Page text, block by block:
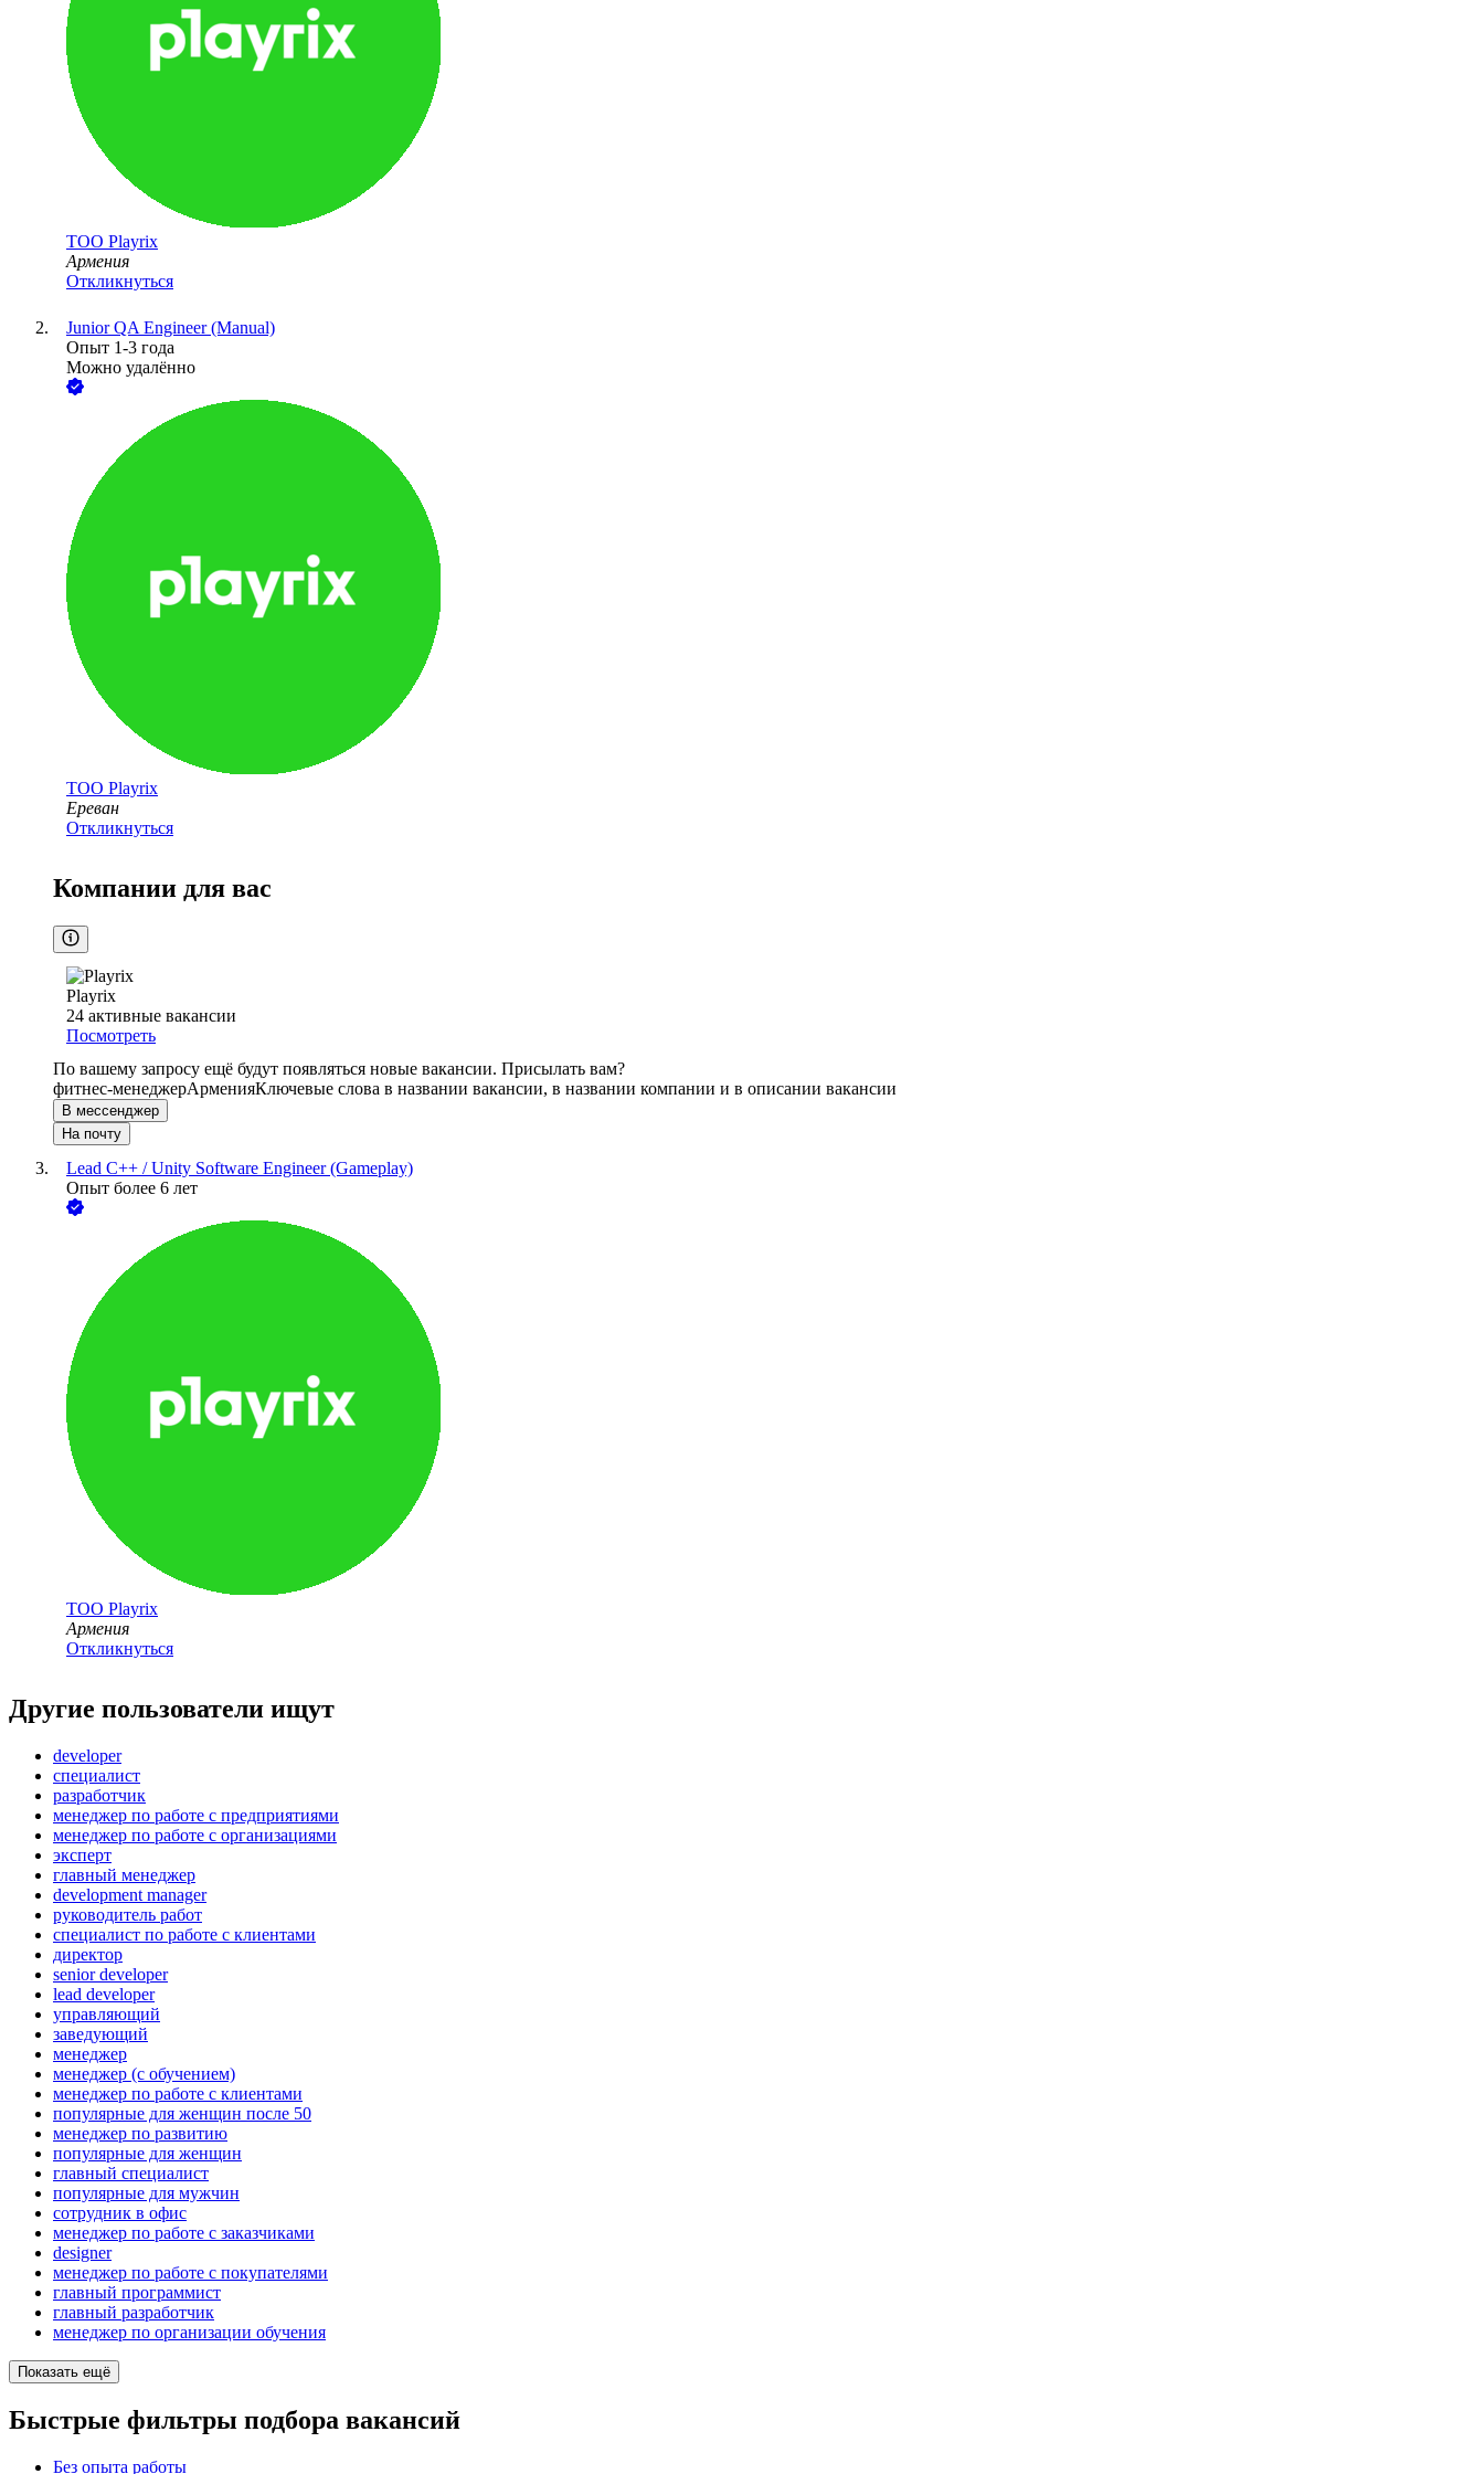
ТОО Playrix
Армения
Откликнуться
Junior QA Engineer (Manual)
Опыт 1-3 года
Можно удалённо
ТОО Playrix
Ереван
Откликнуться
Компании для вас
Playrix
24 активные вакансии
Посмотреть
По вашему запросу ещё будут появляться новые вакансии. Присылать вам?
фитнес-менеджерАрменияКлючевые слова в названии вакансии, в названии компании и в описании вакансии
В мессенджер
На почту
Lead C++ / Unity Software Engineer (Gameplay)
Опыт более 6 лет
ТОО Playrix
Армения
Откликнуться
Другие пользователи ищут
developer
специалист
разработчик
менеджер по работе с предприятиями
менеджер по работе с организациями
эксперт
главный менеджер
development manager
руководитель работ
специалист по работе с клиентами
директор
senior developer
lead developer
управляющий
заведующий
менеджер
менеджер (с обучением)
менеджер по работе с клиентами
популярные для женщин после 50
менеджер по развитию
популярные для женщин
главный специалист
популярные для мужчин
сотрудник в офис
менеджер по работе с заказчиками
designer
менеджер по работе с покупателями
главный программист
главный разработчик
менеджер по организации обучения
Показать ещё
Быстрые фильтры подбора вакансий
Без опыта работы